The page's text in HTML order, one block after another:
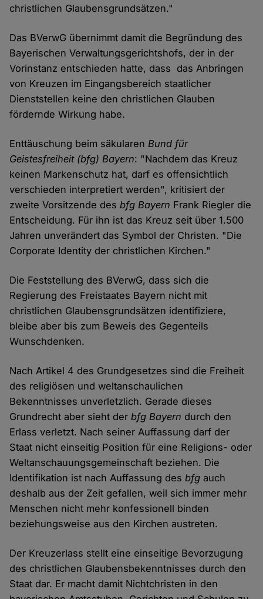
christlichen Glaubensgrundsätzen."
Das BVerwG übernimmt damit die Begründung des
Bayerischen Verwaltungsgerichtshofs, der in der
Vorinstanz entschieden hatte, dass das Anbringen
von Kreuzen im Eingangsbereich staatlicher
Dienststellen keine den christlichen Glauben
fördernde Wirkung habe.
Enttäuschung beim säkularenBund für
Geistesfreiheit (bfg) Bayern: "Nachdem das Kreuz
keinen Markenschutz hat, darf es offensichtlich
verschieden interpretiert werden", kritisiert der
zweite Vorsitzende desbfg Bayern Frank Riegler die
Entscheidung. Für ihn ist das Kreuz seit über 1.500
Jahren unverändert das Symbol der Christen. "Die
Corporate Identity der christlichen Kirchen."
Die Feststellung des BVerwG, dass sich die
Regierung des Freistaates Bayern nicht mit
christlichen Glaubensgrundsätzen identifiziere,
bleibe aber bis zum Beweis des Gegenteils
Wunschdenken.
Nach Artikel 4 des Grundgesetzes sind die Freiheit
des religiösen und weltanschaulichen
Bekenntnisses unverletzlich. Gerade dieses
Grundrecht aber sieht derbfg Bayern durch den
Erlass verletzt. Nach seiner Auffassung darf der
Staat nicht einseitig Position für eine Religions- oder
Weltanschauungsgemeinschaft beziehen. Die
Identifikation ist nach Auffassung desbfg auch
deshalb aus der Zeit gefallen, weil sich immer mehr
Menschen nicht mehr konfessionell binden
beziehungsweise aus den Kirchen austreten.
Der Kreuzerlass stellt eine einseitige Bevorzugung
des christlichen Glaubensbekenntnisses durch den
Staat dar. Er macht damit Nichtchristen in den